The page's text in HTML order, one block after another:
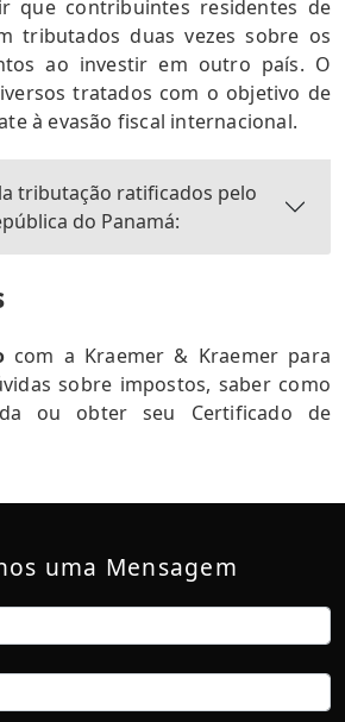
que contribuintes residentes de
tributados duas vezes sobre os
ao investir em outro país. O
tratados com o objetivo de
à evasão fiscal internacional.
tributação ratificados pelo
do Panamá:
com a Kraemer & Kraemer para
sobre impostos, saber como
ou obter seu Certificado de
uma Mensagem
Nombre
Correo
Electrónico